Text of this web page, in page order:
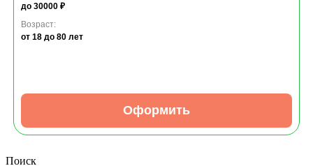
до 30000 ₽
Возраст:
от 18 до 80 лет
Оформить
Поиск